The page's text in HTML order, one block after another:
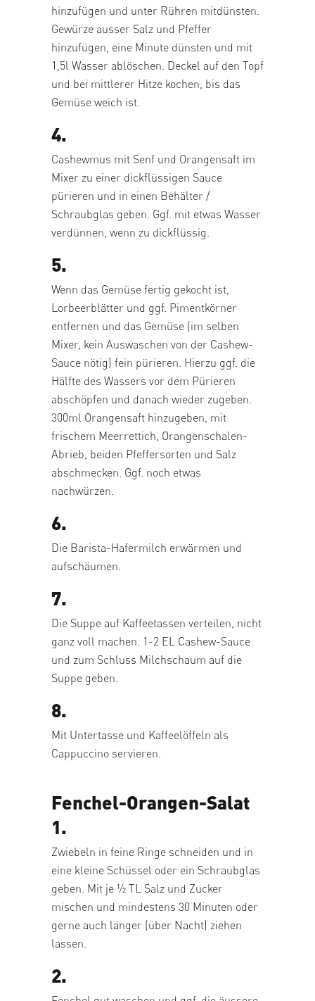
hinzufügen und unter Rühren mitdünsten.
Gewürze ausser Salz und Pfeffer
hinzufügen, eine Minute dünsten und mit
1,5l Wasser ablöschen. Deckel auf den Topf
und bei mittlerer Hitze kochen, bis das
Gemüse weich ist.
4.
Cashewmus mit Senf und Orangensaft im
Mixer zu einer dickflüssigen Sauce
pürieren und in einen Behälter /
Schraubglas geben. Ggf. mit etwas Wasser
verdünnen, wenn zu dickflüssig.
5.
Wenn das Gemüse fertig gekocht ist,
Lorbeerblätter und ggf. Pimentkörner
entfernen und das Gemüse (im selben
Mixer, kein Auswaschen von der Cashew-
Sauce nötig) fein pürieren. Hierzu ggf. die
Hälfte des Wassers vor dem Pürieren
abschöpfen und danach wieder zugeben.
300ml Orangensaft hinzugeben, mit
frischem Meerrettich, Orangenschalen-
Abrieb, beiden Pfeffersorten und Salz
abschmecken. Ggf. noch etwas
nachwürzen.
6.
Die Barista-Hafermilch erwärmen und
aufschäumen.
7.
Die Suppe auf Kaffeetassen verteilen, nicht
ganz voll machen. 1-2 EL Cashew-Sauce
und zum Schluss Milchschaum auf die
Suppe geben.
8.
Mit Untertasse und Kaffeelöffeln als
Cappuccino servieren.
Fenchel-Orangen-Salat
1.
Zwiebeln in feine Ringe schneiden und in
eine kleine Schüssel oder ein Schraubglas
geben. Mit je 1⁄2 TL Salz und Zucker
mischen und mindestens 30 Minuten oder
gerne auch länger (über Nacht) ziehen
lassen.
2.